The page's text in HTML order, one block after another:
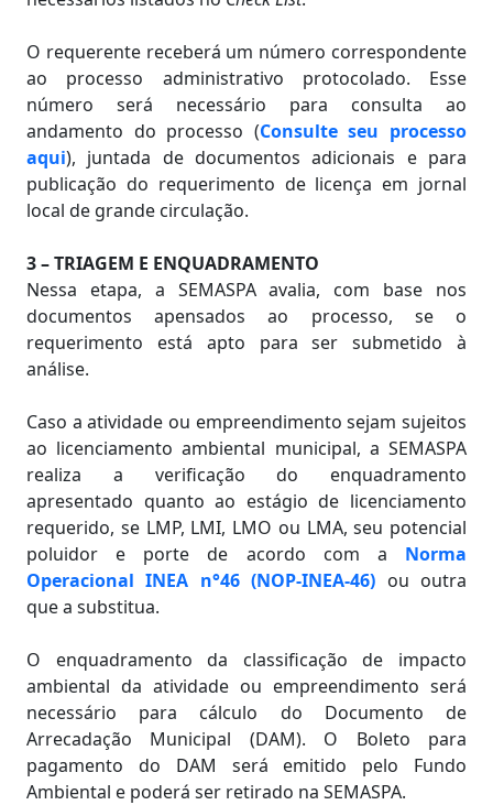
O requerente receberá um número correspondente
ao processo administrativo protocolado. Esse
número será necessário para consulta ao
andamento do processo (Consulte seu processo
aqui), juntada de documentos adicionais e para
publicação do requerimento de licença em jornal
local de grande circulação.
3 – TRIAGEM E ENQUADRAMENTO
Nessa etapa, a SEMASPA avalia, com base nos
documentos apensados ao processo, se o
requerimento está apto para ser submetido à
análise.
Caso a atividade ou empreendimento sejam sujeitos
ao licenciamento ambiental municipal, a SEMASPA
realiza a verificação do enquadramento
apresentado quanto ao estágio de licenciamento
requerido, se LMP, LMI, LMO ou LMA, seu potencial
poluidor e porte de acordo com a Norma
Operacional INEA n°46 (NOP-INEA-46) ou outra
que a substitua.
O enquadramento da classificação de impacto
ambiental da atividade ou empreendimento será
necessário para cálculo do Documento de
Arrecadação Municipal (DAM). O Boleto para
pagamento do DAM será emitido pelo Fundo
Ambiental e poderá ser retirado na SEMASPA.